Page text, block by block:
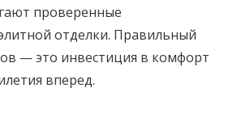
проверенные
отделки. Правильный
— это инвестиция в комфорт
вперед.